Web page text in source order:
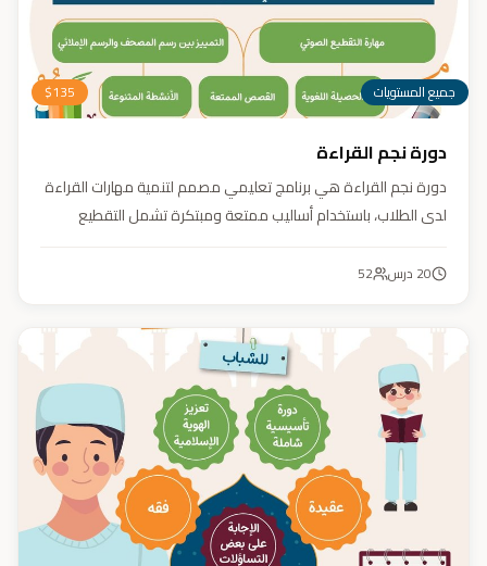
جميع المستويات $135
دورة نجم القراءة
دورة نجم القراءة هي برنامج تعليمي مصمم لتنمية مهارات القراءة
لدى الطلاب، باستخدام أساليب ممتعة ومبتكرة تشمل التقطيع
والمحادثات. يهدف البرنامج إلى تعزيز قدرات الطلاب في التمييز بين
20 درس 52